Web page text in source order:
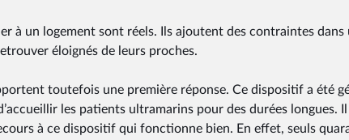
à un logement sont réels. Ils ajoutent des contraintes
éloignés de leurs proches.
toutefois une première réponse. Ce dispositif a été
les patients ultramarins pour des durées longues.
à ce dispositif qui fonctionne bien. En effet, seuls